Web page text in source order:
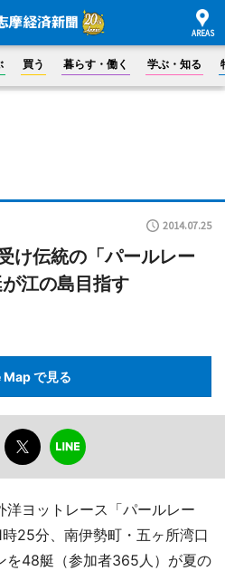
買う 暮らす・働く 学ぶ・知る
2014.07.25
け伝統の「パールレー
江の島目指す
で見る
ヨットレース「パールレー
25分、南伊勢町・五ヶ所湾口
を48艇（参加者365人）が夏の